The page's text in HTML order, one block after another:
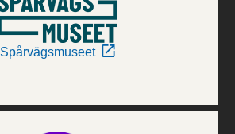
Spårvägsmuseet